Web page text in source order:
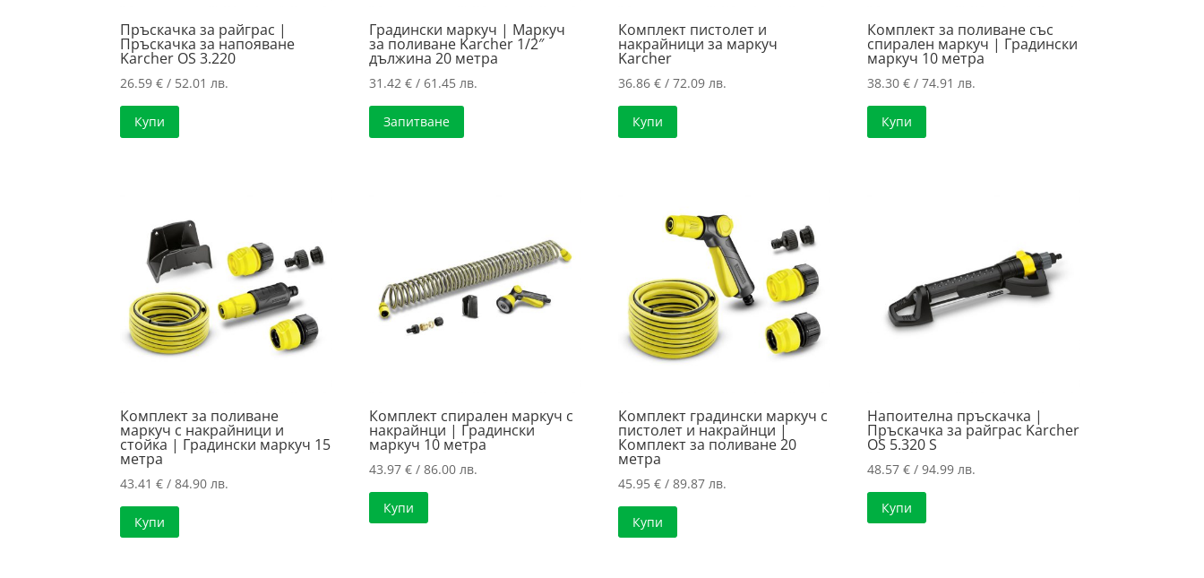
Пръскачка за райграс |
Пръскачка за напояване
Karcher OS 3.220
26.59€ / 52.01 лв.
Купи
Градински маркуч | Маркуч
за поливане Karcher 1/2″
дължина 20 метра
31.42€ / 61.45 лв.
Запитване
Комплект пистолет и
накрайници за маркуч
Karcher
36.86€ / 72.09 лв.
Купи
Комплект за поливане със
спирален маркуч | Градински
маркуч 10 метра
38.30€ / 74.91 лв.
Купи
Комплект за поливане
маркуч с накрайници и
стойка | Градински маркуч 15
метра
43.41€ / 84.90 лв.
Купи
Комплект спирален маркуч с
накрайнци | Градински
маркуч 10 метра
43.97€ / 86.00 лв.
Купи
Комплект градински маркуч с
пистолет и накрайнци |
Комплект за поливане 20
метра
45.95€ / 89.87 лв.
Купи
Напоителна пръскачка |
Пръскачка за райграс Karcher
OS 5.320 S
48.57€ / 94.99 лв.
Купи